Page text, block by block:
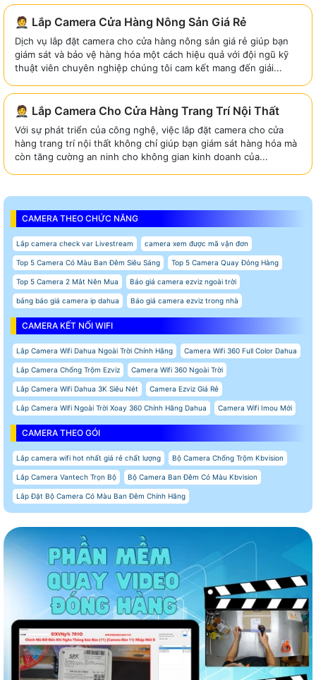
🤵 Lắp Camera Cửa Hàng Nông Sản Giá Rẻ
Dịch vụ lắp đặt camera cho cửa hàng nông sản giá rẻ giúp bạn
giám sát và bảo vệ hàng hóa một cách hiệu quả với đội ngũ kỹ
thuật viên chuyên nghiệp chúng tôi cam kết mang đến giải...
🤵 Lắp Camera Cho Cửa Hàng Trang Trí Nội Thất
Với sự phát triển của công nghệ, việc lắp đặt camera cho cửa
hàng trang trí nội thất không chỉ giúp bạn giám sát hàng hóa mà
còn tăng cường an ninh cho không gian kinh doanh của...
CAMERA THEO CHỨC NĂNG
Lắp camera check var Livestream camera xem được mã vận đơn
Top 5 Camera Có Màu Ban Đêm Siêu Sáng Top 5 Camera Quay Đóng Hàng
Top 5 Camera 2 Mắt Nên Mua Báo giá camera ezviz ngoài trời
bảng báo giá camera ip dahua Báo giá camera ezviz trong nhà
CAMERA KẾT NỐI WIFI
Lắp Camera Wifi Dahua Ngoài Trời Chính Hãng Camera Wifi 360 Full Color Dahua
Lắp Camera Chống Trộm Ezviz Camera Wifi 360 Ngoài Trời
Lắp Camera Wifi Dahua 3K Siêu Nét Camera Ezviz Giá Rẻ
Lắp Camera Wifi Ngoài Trời Xoay 360 Chính Hãng Dahua Camera Wifi Imou Mới
CAMERA THEO GÓI
Lắp camera wifi hot nhất giá rẻ chất lượng Bộ Camera Chống Trộm Kbvision
Lắp Camera Vantech Trọn Bộ Bộ Camera Ban Đêm Có Màu Kbvision
Lắp Đặt Bộ Camera Có Màu Ban Đêm Chính Hãng